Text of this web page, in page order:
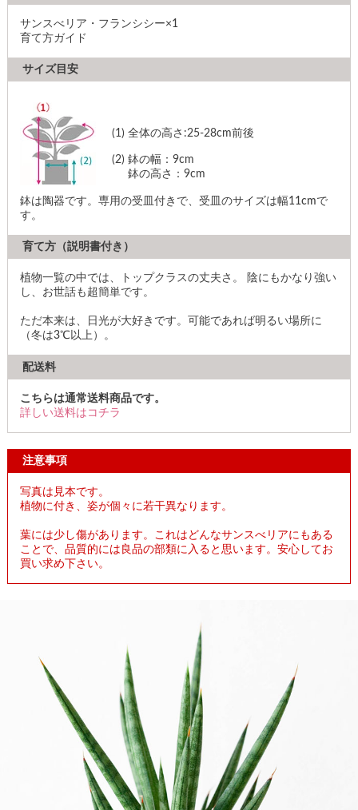
サンスべリア・フランシシー×1
育て方ガイド
サイズ目安
(1) 全体の高さ:25-28cm前後
(2) 鉢の幅：9cm
鉢の高さ：9cm
鉢は陶器です。専用の受皿付きで、受皿のサイズは幅11cmで
す。
育て方（説明書付き）
植物一覧の中では、トップクラスの丈夫さ。 陰にもかなり強い
し、お世話も超簡単です。
ただ本来は、日光が大好きです。可能であれば明るい場所に
（冬は3℃以上）。
配送料
こちらは通常送料商品です。
詳しい送料はコチラ
注意事項
写真は見本です。
植物に付き、姿が個々に若干異なります。
葉には少し傷があります。これはどんなサンスべリアにもある
ことで、品質的には良品の部類に入ると思います。安心してお
買い求め下さい。